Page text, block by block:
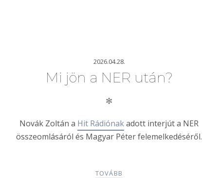
2026.04.28.
Mi jön a NER után?
✻
Novák Zoltán a Hit Rádiónakadott interjút a NER
összeomlásáról és Magyar Péter felemelkedéséről.
TOVÁBB